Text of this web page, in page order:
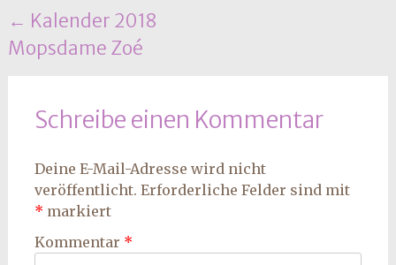
Beitrags
Navigation
← Kalender 2018
Mopsdame Zoé
Schreibe einen Kommentar
Deine E-Mail-Adresse wird nicht
veröffentlicht. Erforderliche Felder sind mit
* markiert
Kommentar *